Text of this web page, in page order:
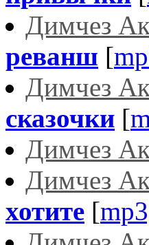
Димчез
реванш [
Димчез
сказочки [
Димчез
Димчез
хотите [